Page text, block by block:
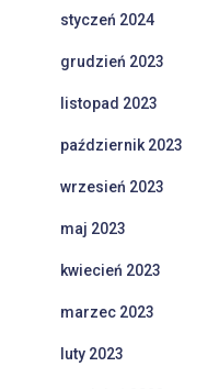
styczeń 2024
grudzień 2023
listopad 2023
październik 2023
wrzesień 2023
maj 2023
kwiecień 2023
marzec 2023
luty 2023